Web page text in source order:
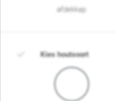
afdekkap
Kies houtsoort